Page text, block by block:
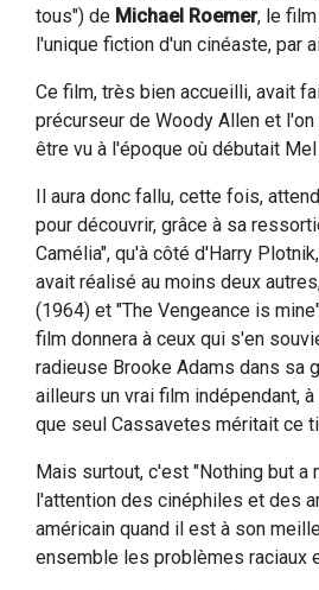
tous") de Michael Roemer, le
l'unique fiction d'un cinéaste, par
Ce film, très bien accueilli, avait
précurseur de Woody Allen et
être vu à l'époque où débutait
Il aura donc fallu, cette fois,
pour découvrir, grâce à sa
Camélia", qu'à côté d'Harry
avait réalisé au moins deux
(1964) et "The Vengeance is
film donnera à ceux qui s'en
radieuse Brooke Adams dans sa
ailleurs un vrai film indépendant,
que seul Cassavetes méritait ce
Mais surtout, c'est "Nothing but a
l'attention des cinéphiles et des
américain quand il est à son
ensemble les problèmes raciaux